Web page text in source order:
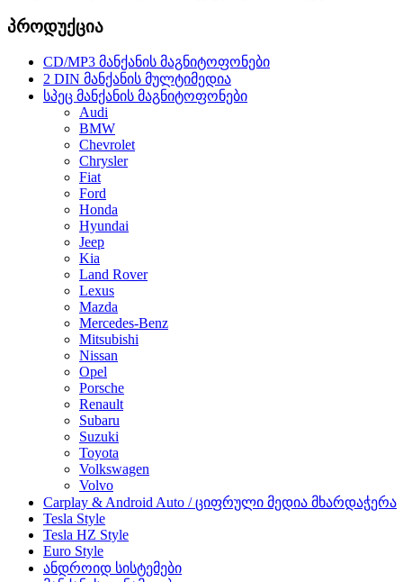
პროდუქცია
CD/MP3 მანქანის მაგნიტოფონები
2 DIN მანქანის მულტიმედია
სპეც მანქანის მაგნიტოფონები
Audi
BMW
Chevrolet
Chrysler
Fiat
Ford
Honda
Hyundai
Jeep
Kia
Land Rover
Lexus
Mazda
Mercedes-Benz
Mitsubishi
Nissan
Opel
Porsche
Renault
Subaru
Suzuki
Toyota
Volkswagen
Volvo
Carplay & Android Auto / ციფრული მედია მხარდაჭერა
Tesla Style
Tesla HZ Style
Euro Style
ანდროიდ სისტემები